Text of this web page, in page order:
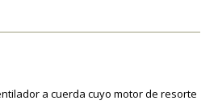
a cuerda cuyo motor de resorte